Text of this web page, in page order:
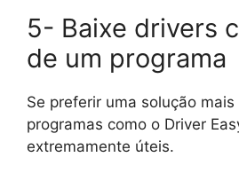
5- Baixe drivers
de um programa
Se preferir uma solução
programas como o Driver
extremamente úteis.